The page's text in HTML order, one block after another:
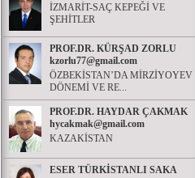
İZMARİT-SAÇ KEPEĞİ VE
ŞEHİTLER
PROF.DR. KÜRŞAD ZORLU
kzorlu77@gmail.com
ÖZBEKİSTAN’DA MİRZİYOYEV
DÖNEMİ VE RE...
PROF.DR. HAYDAR ÇAKMAK
hycakmak@gmail.com
KAZAKİSTAN
ESER TÜRKİSTANLI SAKA